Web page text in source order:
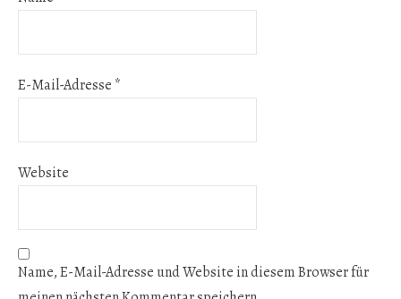
E-Mail-Adresse *
Website
Name, E-Mail-Adresse und Website in diesem Browser für